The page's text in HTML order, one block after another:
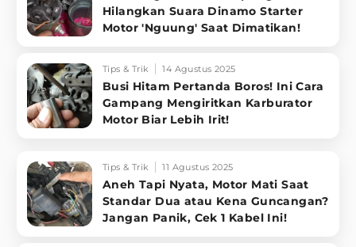
Hilangkan Suara Dinamo Starter
Motor 'Nguung' Saat Dimatikan!
Tips & Trik 14 Agustus 2025
Busi Hitam Pertanda Boros! Ini Cara
Gampang Mengiritkan Karburator
Motor Biar Lebih Irit!
Tips & Trik 11 Agustus 2025
Aneh Tapi Nyata, Motor Mati Saat
Standar Dua atau Kena Guncangan?
Jangan Panik, Cek 1 Kabel Ini!